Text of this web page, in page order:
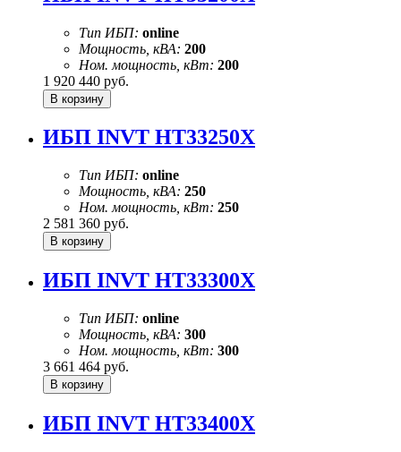
Тип ИБП: online
Мощность, кВА: 200
Ном. мощность, кВт: 200
1 920 440 руб.
ИБП INVT HT33250X
Тип ИБП: online
Мощность, кВА: 250
Ном. мощность, кВт: 250
2 581 360 руб.
ИБП INVT HT33300X
Тип ИБП: online
Мощность, кВА: 300
Ном. мощность, кВт: 300
3 661 464 руб.
ИБП INVT HT33400X